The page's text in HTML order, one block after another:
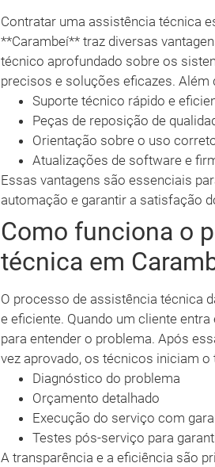
Contratar uma assistência técnica
**Carambeí** traz diversas
técnico aprofundado sobre os
precisos e soluções eficazes. Além
Suporte técnico rápido e
Peças de reposição de
Orientação sobre o uso
Atualizações de software e
Essas vantagens são essenciais
automação e garantir a satisfação
Como funciona o
técnica em
O processo de assistência técnica
e eficiente. Quando um cliente
para entender o problema. Após
vez aprovado, os técnicos iniciam
Diagnóstico do problema
Orçamento detalhado
Execução do serviço com
Testes pós-serviço para
A transparência e a eficiência são